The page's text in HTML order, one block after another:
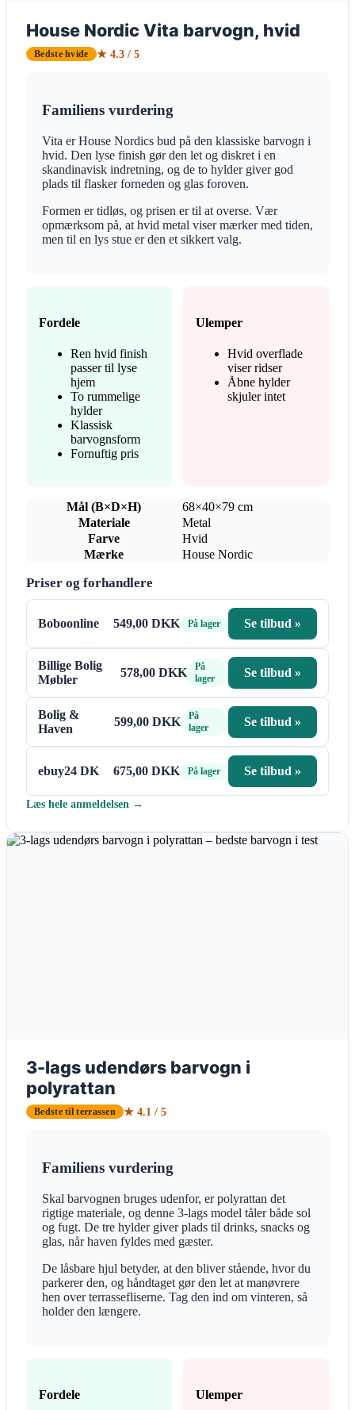
House Nordic Vita barvogn, hvid
Bedste hvide ★ 4.3 / 5
Familiens vurdering
Vita er House Nordics bud på den klassiske barvogn i
hvid. Den lyse finish gør den let og diskret i en
skandinavisk indretning, og de to hylder giver god
plads til flasker forneden og glas foroven.
Formen er tidløs, og prisen er til at overse. Vær
opmærksom på, at hvid metal viser mærker med tiden,
men til en lys stue er den et sikkert valg.
Fordele
Ren hvid finish
passer til lyse
hjem
To rummelige
hylder
Klassisk
barvognsform
Fornuftig pris
Ulemper
Hvid overflade
viser ridser
Åbne hylder
skjuler intet
Mål (B×D×H)
68×40×79 cm
Materiale
Metal
Farve
Hvid
Mærke
House Nordic
Priser og forhandlere
Boboonline 549,00 DKK På lager Se tilbud »
Billige Bolig
Møbler
578,00 DKK
På
lager
Se tilbud »
Bolig &
Haven
599,00 DKK
På
lager
Se tilbud »
ebuy24 DK 675,00 DKK På lager Se tilbud »
Læs hele anmeldelsen →
3-lags udendørs barvogn i
polyrattan
Bedste til terrassen ★ 4.1 / 5
Familiens vurdering
Skal barvognen bruges udenfor, er polyrattan det
rigtige materiale, og denne 3-lags model tåler både sol
og fugt. De tre hylder giver plads til drinks, snacks og
glas, når haven fyldes med gæster.
De låsbare hjul betyder, at den bliver stående, hvor du
parkerer den, og håndtaget gør den let at manøvrere
hen over terrassefliserne. Tag den ind om vinteren, så
holder den længere.
Fordele Ulemper